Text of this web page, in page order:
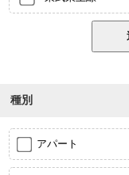
種別
アパート